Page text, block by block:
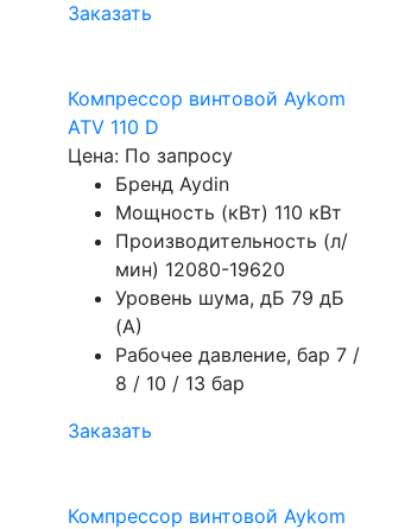
Заказать
Компрессор винтовой Aykom
ATV 110 D
Цена: По запросу
Бренд Aydin
Мощность (кВт) 110 кВт
Производительность (л/
мин) 12080-19620
Уровень шума, дБ 79 дБ
(А)
Рабочее давление, бар 7 /
8 / 10 / 13 бар
Заказать
Компрессор винтовой Aykom